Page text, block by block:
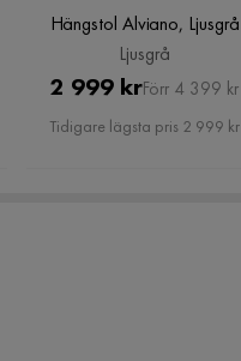
Hängstol Alviano, Ljusgrå
Ljusgrå
Pris
2 999 krOriginal
Pris
Förr 4 399 kr
Tidigare lägsta pris 2 999 kr